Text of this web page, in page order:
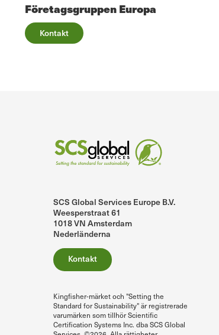
Företagsgruppen Europa
Kontakt
SCS Global Services Europe B.V.
Weesperstraat 61
1018 VN Amsterdam
Nederländerna
Kontakt
Kingfisher-märket och "Setting the
Standard for Sustainability" är registrerade
varumärken som tillhör Scientific
Certification Systems Inc. dba SCS Global
på LinkedIn.
SCS Global Services på YouTube